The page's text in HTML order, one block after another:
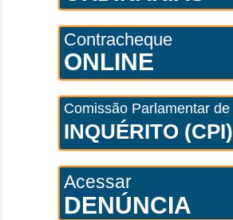
Contracheque
ONLINE
Comissão Parlamentar de
INQUÉRITO (CPI)
Acessar
DENÚNCIA